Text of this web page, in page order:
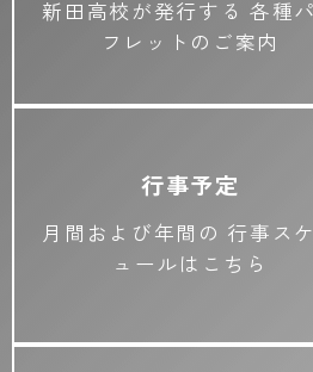
新田高校が発行する 各種
フレットのご案内
行事予定
月間および年間の 行事ス
ュールはこちら